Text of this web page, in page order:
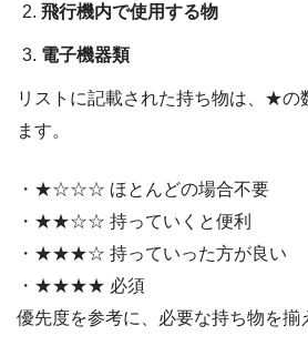
飛行機内で使用する物
電子機器類
リストに記載された持ち物は、★の
ます。
・★☆☆☆ ほとんどの場合不要
・★★☆☆ 持っていくと便利
・★★★☆ 持っていった方が良い
・★★★★ 必須
優先度を参考に、必要な持ち物を揃